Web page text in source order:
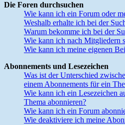
Die Foren durchsuchen
Wie kann ich ein Forum oder
Weshalb erhalte ich bei der
Warum bekomme ich bei der
Wie kann ich nach Mitgliedern
Wie kann ich meine eigenen
Abonnements und Lesezeichen
Was ist der Unterschied
einem Abonnements für ein
Wie kann ich ein Lesezeichen
Thema abonnieren?
Wie kann ich ein Forum
Wie deaktiviere ich meine